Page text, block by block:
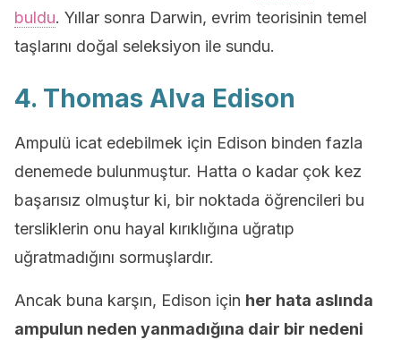
buldu. Yıllar sonra Darwin, evrim teorisinin temel
taşlarını doğal seleksiyon ile sundu.
4. Thomas Alva Edison
Ampulü icat edebilmek için Edison binden fazla
denemede bulunmuştur. Hatta o kadar çok kez
başarısız olmuştur ki, bir noktada öğrencileri bu
tersliklerin onu hayal kırıklığına uğratıp
uğratmadığını sormuşlardır.
Ancak buna karşın, Edison için her hata aslında
ampulun neden yanmadığına dair bir nedeni